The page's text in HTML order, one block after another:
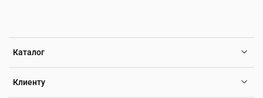
Каталог
Клиенту